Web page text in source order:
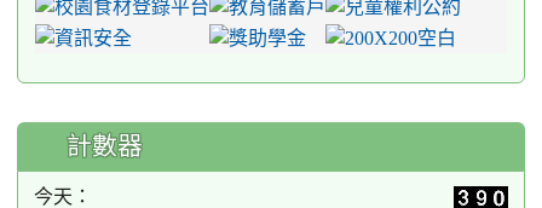
計數器
今天：